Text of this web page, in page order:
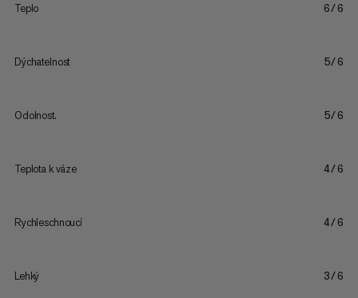
Teplo 6/6
Dýchatelnost 5/6
Odolnost. 5/6
Teplota k váze 4/6
Rychleschnoucí 4/6
Lehký 3/6